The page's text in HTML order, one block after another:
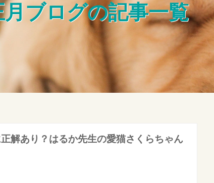
月ブログの記事一覧
解あり？はるか先生の愛猫さくらちゃん